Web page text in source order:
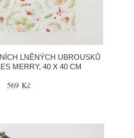
LNĚNÝCH UBROUSKŮ
MERRY, 40 X 40 CM
569 Kč